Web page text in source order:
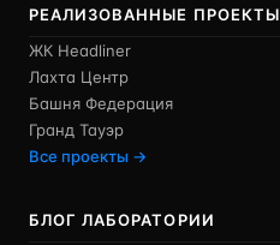
РЕАЛИЗОВАННЫЕ ПРОЕКТЫ
ЖК Headliner
Лахта Центр
Башня Федерация
Гранд Тауэр
Все проекты →
БЛОГ ЛАБОРАТОРИИ